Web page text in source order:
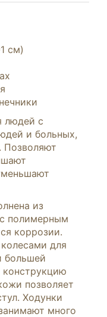
см)
людей с
и больных,
Позволяют
из
полимерным
коррозии.
для
большей
конструкцию
позволяет
Ходунки
много